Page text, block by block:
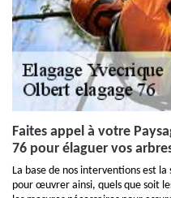
Faites appel à votre
76 pour élaguer vos
La base de nos interventions est
pour œuvrer ainsi, quels que soit